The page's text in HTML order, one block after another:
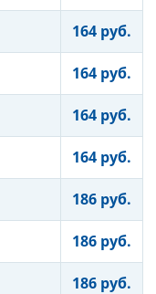
164 руб.
164 руб.
164 руб.
164 руб.
186 руб.
186 руб.
186 руб.